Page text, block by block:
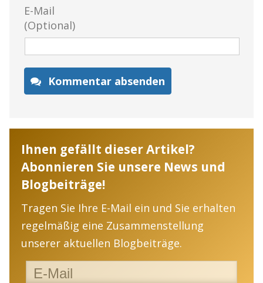
E-Mail
(Optional)
Kommentar absenden
Ihnen gefällt dieser Artikel?
Abonnieren Sie unsere News und
Blogbeiträge!
Tragen Sie Ihre E-Mail ein und Sie erhalten
regelmäßig eine Zusammenstellung
unserer aktuellen Blogbeiträge.